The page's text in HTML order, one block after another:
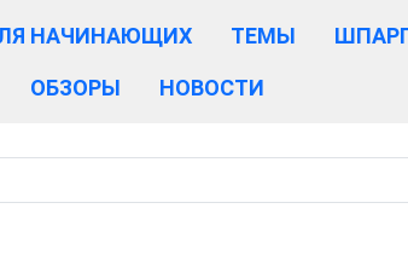
НАЧИНАЮЩИХ ТЕМЫ
ОБЗОРЫ НОВОСТИ